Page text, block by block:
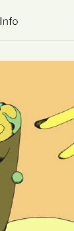
Info